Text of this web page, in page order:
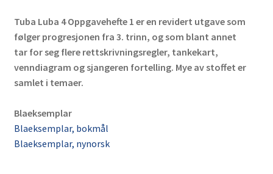
Tuba Luba 4 Oppgavehefte 1 er en revidert utgave som
følger progresjonen fra 3. trinn, og som blant annet
tar for seg flere rettskrivningsregler, tankekart,
venndiagram og sjangeren fortelling. Mye av stoffet er
samlet i temaer.
Blaeksemplar
Blaeksemplar, bokmål
Blaeksemplar, nynorsk